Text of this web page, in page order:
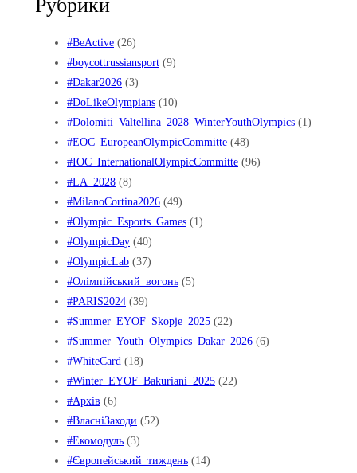
Рубрики
#BeActive (26)
#boycottrussiansport (9)
#Dakar2026 (3)
#DoLikeOlympians (10)
#Dolomiti_Valtellina_2028_WinterYouthOlympics (1)
#EOC_EuropeanOlympicCommitte (48)
#IOC_InternationalOlympicCommitte (96)
#LA_2028 (8)
#MilanoCortina2026 (49)
#Olympic_Esports_Games (1)
#OlympicDay (40)
#OlympicLab (37)
#Oлімпійський_вогонь (5)
#PARIS2024 (39)
#Summer_EYOF_Skopje_2025 (22)
#Summer_Youth_Olympics_Dakar_2026 (6)
#WhiteCard (18)
#Winter_EYOF_Bakuriani_2025 (22)
#Архів (6)
#ВласніЗаходи (52)
#Екомодуль (3)
#Європейський_тиждень (14)